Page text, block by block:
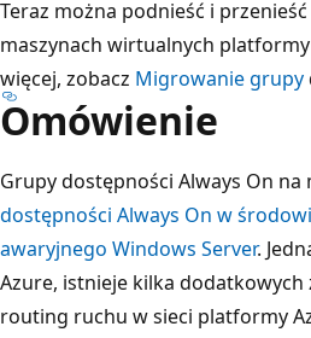
Teraz można podnieść i
maszynach wirtualnych
więcej, zobacz Migrowanie grupy
Omówienie
Grupy dostępności Always On
dostępności Always On w
awaryjnego Windows Server.
Azure, istnieje kilka
routing ruchu w sieci platformy